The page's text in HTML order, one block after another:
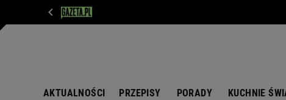
AKTUALNOŚCI PRZEPISY PORADY KUCHNIE